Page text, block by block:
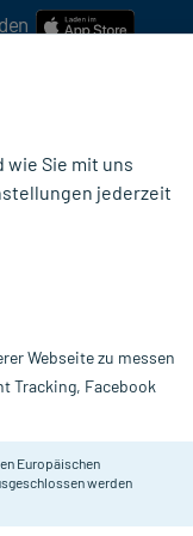
Wundauflagen.
Binden
wie Sie mit uns
jederzeit
Webseite zu messen
Tracking, Facebook
Europäischen
werden